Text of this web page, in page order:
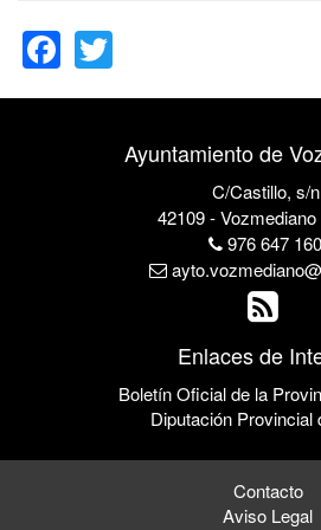
Facebook
Ayuntamiento de
C/Castillo, s/n
42109 - Vozmediano
976 647 160
Enlaces de
Boletín Oficial de la
Diputación Provincial
Contacto
Aviso Legal